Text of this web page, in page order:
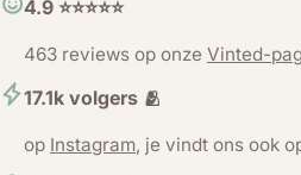
4.9 ⭐️⭐️⭐️⭐️⭐️
463 reviews op onze Vinted-
17.1k volgers 🫂
op Instagram, je vindt ons ook